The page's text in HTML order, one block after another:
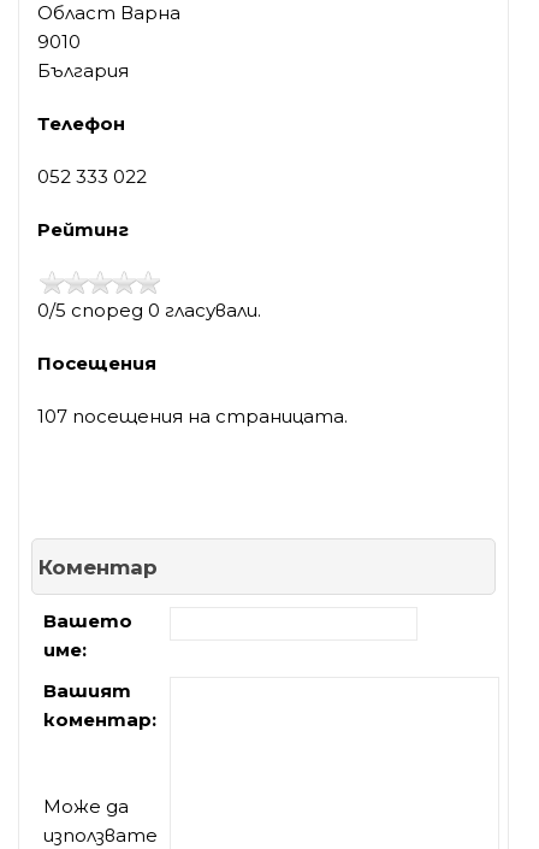
Област Варна
9010
България
Телефон
052 333 022
Рейтинг
0/5 според 0 гласували.
Посещения
107 посещения на страницата.
Коментар
Вашето
име:
Вашият
коментар:
Може да
използвате